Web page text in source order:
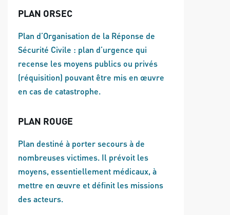
PLAN ORSEC
Plan d’Organisation de la Réponse de
Sécurité Civile : plan d’urgence qui
recense les moyens publics ou privés
(réquisition) pouvant être mis en œuvre
en cas de catastrophe.
PLAN ROUGE
Plan destiné à porter secours à de
nombreuses victimes. Il prévoit les
moyens, essentiellement médicaux, à
mettre en œuvre et définit les missions
des acteurs.